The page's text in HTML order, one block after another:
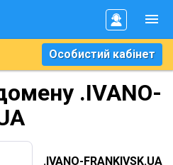
Особистий кабінет
.IVANO-
.IVANO-FRANKIVSK.UA